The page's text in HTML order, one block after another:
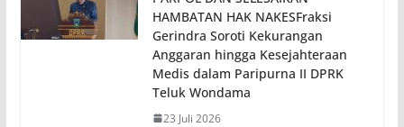
HAMBATAN HAK NAKESFraksi
Gerindra Soroti Kekurangan
Anggaran hingga Kesejahteraan
Medis dalam Paripurna II DPRK
Teluk Wondama
23 Juli 2026